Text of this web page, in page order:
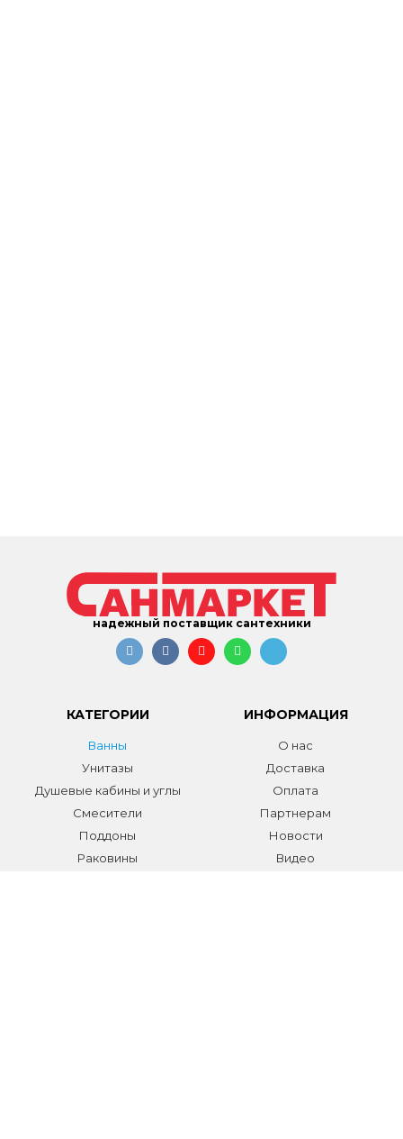
надежный поставщик сантехники
КАТЕГОРИИ
Ванны
Унитазы
Душевые кабины и углы
Смесители
Поддоны
Раковины
ИНФОРМАЦИЯ
О нас
Доставка
Оплата
Партнерам
Новости
Видео